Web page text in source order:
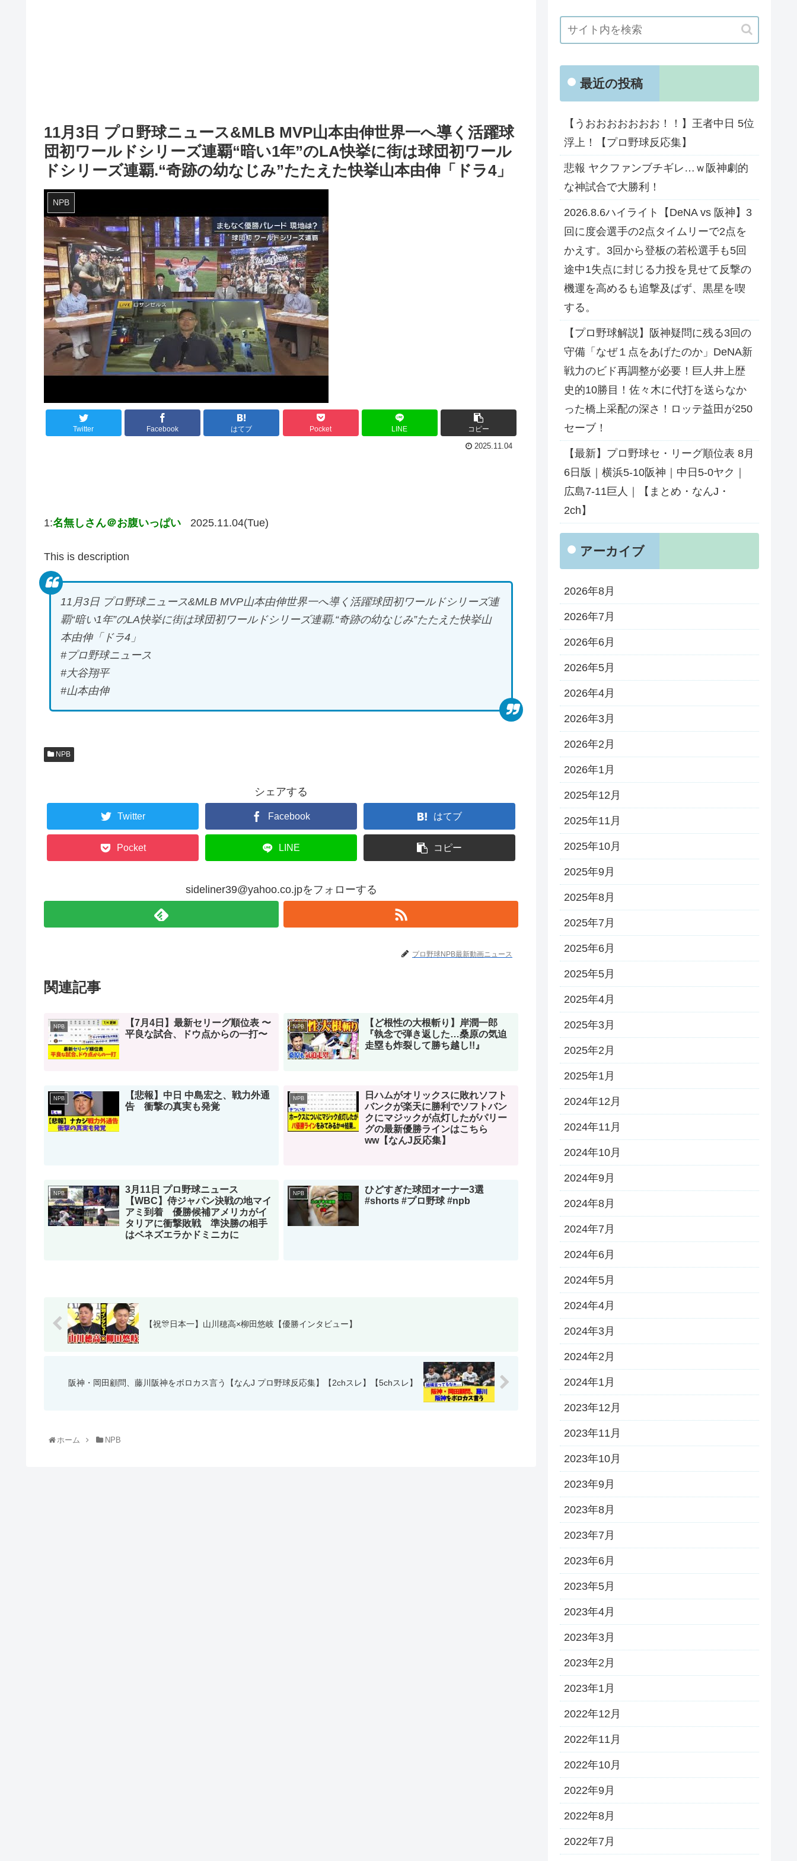
11月3日 プロ野球ニュース&MLB MVP山本由伸世界一へ導く活躍球
団初ワールドシリーズ連覇“暗い1年”のLA快挙に街は球団初ワール
ドシリーズ連覇.“奇跡の幼なじみ”たたえた快挙山本由伸「ドラ4」
NPB
Twitter Facebook はてブ Pocket LINE コピー
2025.11.04
1:名無しさん＠お腹いっぱい 2025.11.04(Tue)
This is description
11月3日 プロ野球ニュース&MLB MVP山本由伸世界一へ導く活躍球団初ワールドシリーズ連
覇“暗い1年”のLA快挙に街は球団初ワールドシリーズ連覇.“奇跡の幼なじみ”たたえた快挙山
本由伸「ドラ4」
#プロ野球ニュース
#大谷翔平
#山本由伸
NPB
シェアする
Twitter Facebook はてブ
Pocket LINE コピー
sideliner39@yahoo.co.jpをフォローする
プロ野球NPB最新動画ニュース
関連記事
NPB
【7月4日】最新セリーグ順位表 〜
平良な試合、ドウ点からの一打〜
NPB
【ど根性の大根斬り】岸潤一郎
『執念で弾き返した…桑原の気迫
走塁も炸裂して勝ち越し!!』
NPB
【悲報】中日 中島宏之、戦力外通
告 衝撃の真実も発覚
NPB
日ハムがオリックスに敗れソフト
バンクが楽天に勝利でソフトバン
クにマジックが点灯したがパリー
グの最新優勝ラインはこちら
ww【なんJ反応集】
NPB
3月11日 プロ野球ニュース
【WBC】侍ジャパン決戦の地マイ
アミ到着 優勝候補アメリカがイ
タリアに衝撃敗戦 準決勝の相手
はベネズエラかドミニカに
NPB
ひどすぎた球団オーナー3選
#shorts #プロ野球 #npb
【祝🎊日本一】山川穂高×柳田悠岐【優勝インタビュー】
阪神・岡田顧問、藤川阪神をボロカス言う【なんJ プロ野球反応集】【2chスレ】【5chスレ】
ホーム NPB
最近の投稿
【うおおおおおおお！！】王者中日 5位
浮上！【プロ野球反応集】
悲報 ヤクファンブチギレ…ｗ阪神劇的
な神試合で大勝利！
2026.8.6ハイライト【DeNA vs 阪神】3
回に度会選手の2点タイムリーで2点を
かえす。3回から登板の若松選手も5回
途中1失点に封じる力投を見せて反撃の
機運を高めるも追撃及ばず、黒星を喫
する。
【プロ野球解説】阪神疑問に残る3回の
守備「なぜ１点をあげたのか」DeNA新
戦力のビド再調整が必要！巨人井上歴
史的10勝目！佐々木に代打を送らなか
った橋上采配の深さ！ロッテ益田が250
セーブ！
【最新】プロ野球セ・リーグ順位表 8月
6日版｜横浜5-10阪神｜中日5-0ヤク｜
広島7-11巨人｜【まとめ・なんJ・
2ch】
アーカイブ
2026年8月
2026年7月
2026年6月
2026年5月
2026年4月
2026年3月
2026年2月
2026年1月
2025年12月
2025年11月
2025年10月
2025年9月
2025年8月
2025年7月
2025年6月
2025年5月
2025年4月
2025年3月
2025年2月
2025年1月
2024年12月
2024年11月
2024年10月
2024年9月
2024年8月
2024年7月
2024年6月
2024年5月
2024年4月
2024年3月
2024年2月
2024年1月
2023年12月
2023年11月
2023年10月
2023年9月
2023年8月
2023年7月
2023年6月
2023年5月
2023年4月
2023年3月
2023年2月
2023年1月
2022年12月
2022年11月
2022年10月
2022年9月
2022年8月
2022年7月